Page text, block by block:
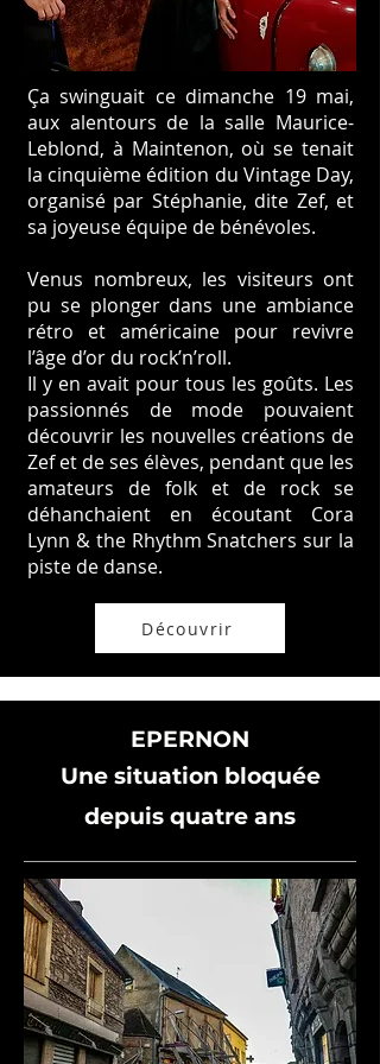
Ça swinguait ce dimanche 19 mai,
aux alentours de la salle Maurice-
Leblond, à Maintenon, où se tenait
la cinquième édition du Vintage Day,
organisé par Stéphanie, dite Zef, et
sa joyeuse équipe de bénévoles.
Venus nombreux, les visiteurs ont
pu se plonger dans une ambiance
rétro et américaine pour revivre
l’âge d’or du rock’n’roll.
Il y en avait pour tous les goûts. Les
passionnés de mode pouvaient
découvrir les nouvelles créations de
Zef et de ses élèves, pendant que les
amateurs de folk et de rock se
déhanchaient en écoutant Cora
Lynn & the Rhythm Snatchers sur la
piste de danse.
Découvrir
EPERNON
Une situation bloquée
depuis quatre ans